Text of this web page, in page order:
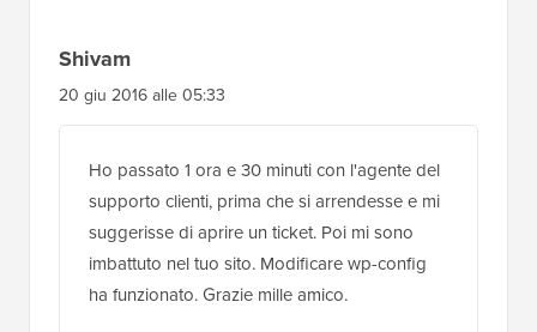
Shivam
20 giu 2016 alle 05:33
Ho passato 1 ora e 30 minuti con l'agente del
supporto clienti, prima che si arrendesse e mi
suggerisse di aprire un ticket. Poi mi sono
imbattuto nel tuo sito. Modificare wp-config
ha funzionato. Grazie mille amico.